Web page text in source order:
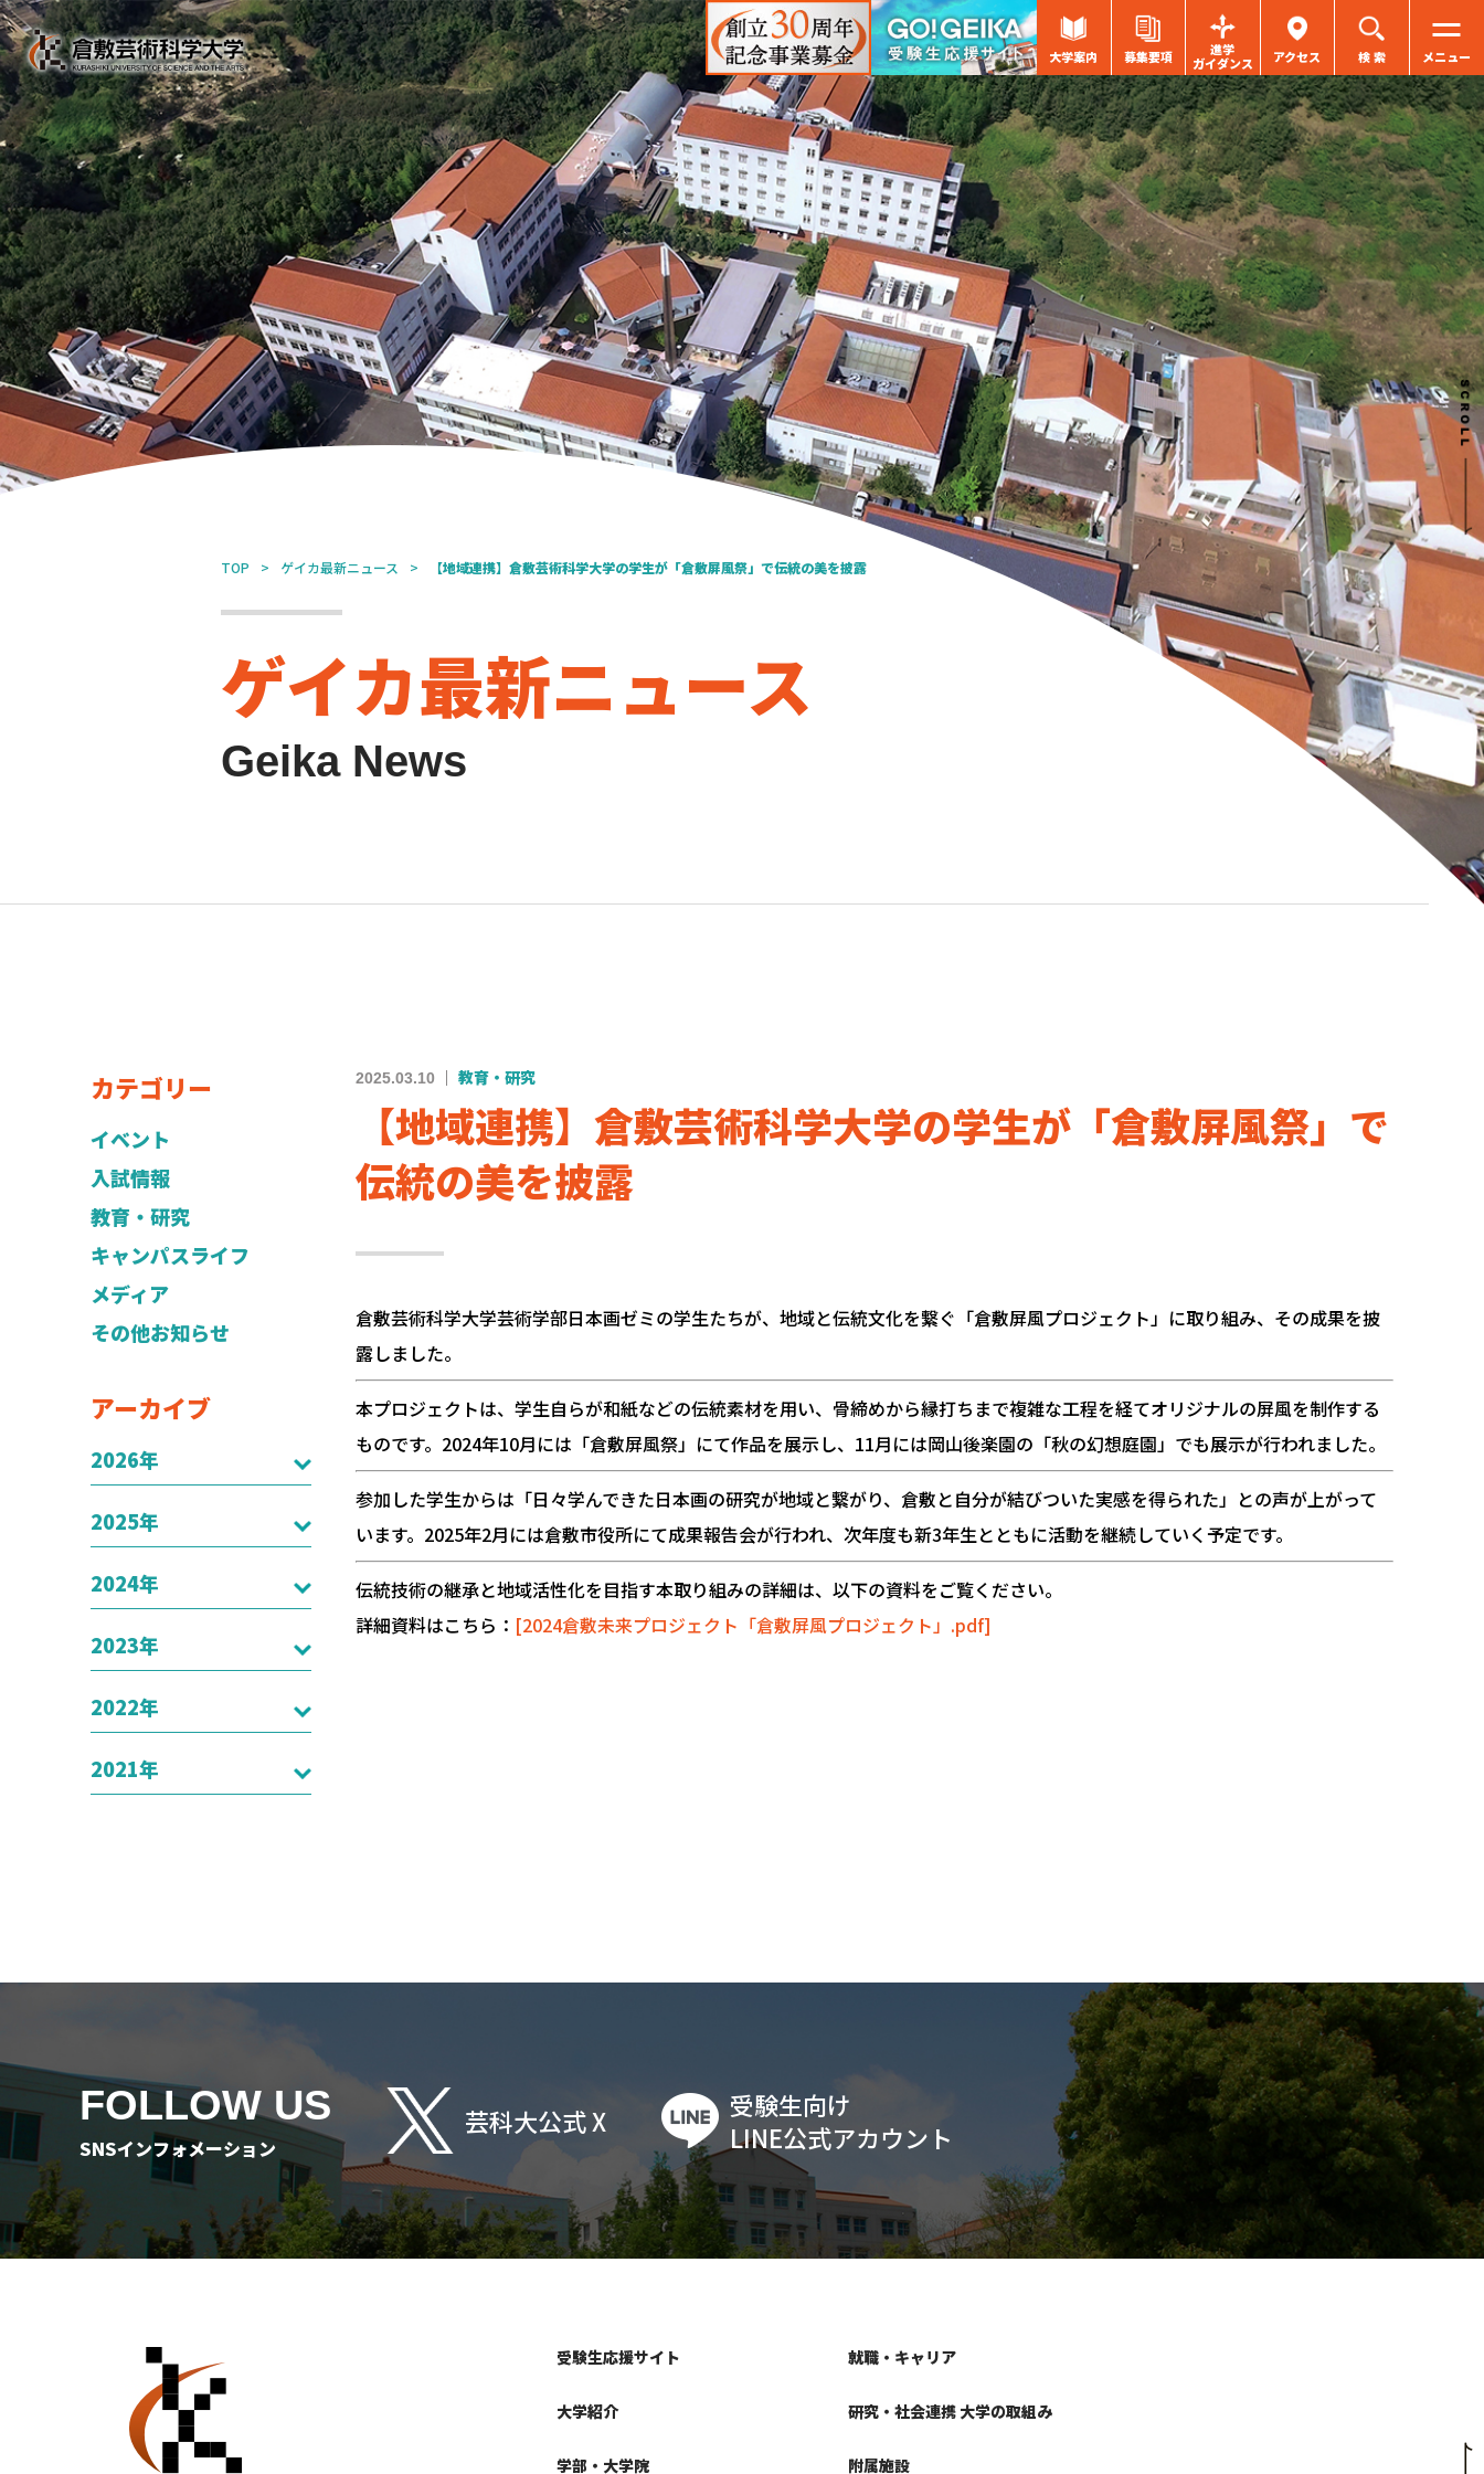
大学案内 募集要項
進学
ガイダンス
アクセス 検 索 メニュー
TOP ゲイカ最新ニュース 【地域連携】倉敷芸術科学大学の学生が「倉敷屏風祭」で伝統の美を披露
ゲイカ最新ニュース
Geika News
カテゴリー
イベント
入試情報
教育・研究
キャンパスライフ
メディア
その他お知らせ
アーカイブ
2026年
2025年
2024年
2023年
2022年
2021年
2025.03.10 教育・研究
【地域連携】倉敷芸術科学大学の学生が「倉敷屏風祭」で
伝統の美を披露
倉敷芸術科学大学芸術学部日本画ゼミの学生たちが、地域と伝統文化を繋ぐ「倉敷屏風プロジェクト」に取り組み、その成果を披
露しました。
本プロジェクトは、学生自らが和紙などの伝統素材を用い、骨締めから縁打ちまで複雑な工程を経てオリジナルの屏風を制作する
ものです。2024年10月には「倉敷屏風祭」にて作品を展示し、11月には岡山後楽園の「秋の幻想庭園」でも展示が行われました。
参加した学生からは「日々学んできた日本画の研究が地域と繋がり、倉敷と自分が結びついた実感を得られた」との声が上がって
います。2025年2月には倉敷市役所にて成果報告会が行われ、次年度も新3年生とともに活動を継続していく予定です。
伝統技術の継承と地域活性化を目指す本取り組みの詳細は、以下の資料をご覧ください。
詳細資料はこちら： [2024倉敷未来プロジェクト「倉敷屏風プロジェクト」.pdf]
FOLLOW US
SNSインフォメーション
芸科大公式 X
受験生向け
LINE公式アカウント
受験生応援サイト
大学紹介
学部・大学院
就職・キャリア
研究・社会連携 大学の取組み
附属施設